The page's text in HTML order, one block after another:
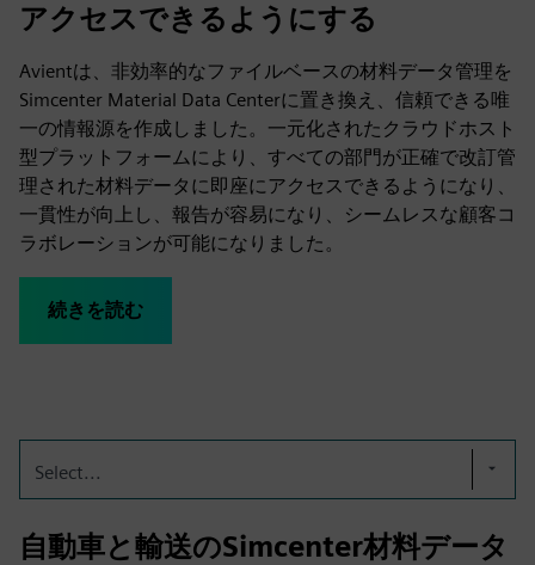
アクセスできるようにする
Avientは、非効率的なファイルベースの材料データ管理を
Simcenter Material Data Centerに置き換え、信頼できる唯
一の情報源を作成しました。一元化されたクラウドホスト
型プラットフォームにより、すべての部門が正確で改訂管
理された材料データに即座にアクセスできるようになり、
一貫性が向上し、報告が容易になり、シームレスな顧客コ
ラボレーションが可能になりました。
続きを読む
Select...
自動車と輸送のSimcenter材料データ